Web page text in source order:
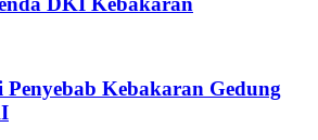
Penyebab Kebakaran Gedung